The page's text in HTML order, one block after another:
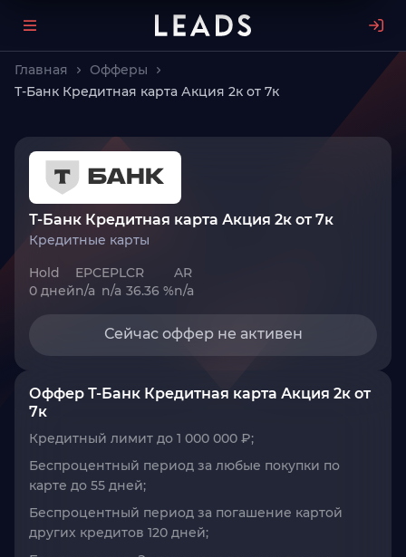
Главная
Офферы
Т-Банк Кредитная карта Акция 2к от 7к
Т-Банк Кредитная карта Акция 2к от 7к
Кредитные карты
Hold
0 дней
EPC
n/a
EPL
n/a
CR
36.36 %
AR
n/a
Сейчас оффер не активен
Оффер Т-Банк Кредитная карта Акция 2к от
7к
Кредитный лимит до 1 000 000 ₽;
Беспроцентный период за любые покупки по
карте до 55 дней;
Беспроцентный период за погашение картой
других кредитов 120 дней;